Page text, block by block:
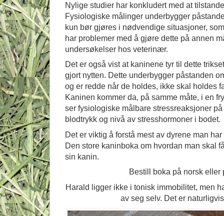
Nylige studier har konkludert med at
Fysiologiske målinger underbygger
kun bør gjøres i nødvendige situasjoner,
har problemer med å gjøre dette på annen
undersøkelser hos veterinær.
Det er også vist at kaninene tyr til dette
gjort nytten. Dette underbygger påstanden
og er redde når de holdes, ikke skal holdes
Kaninen kommer da, på samme måte, i en
ser fysiologiske målbare stressreaksjoner
blodtrykk og nivå av stresshormoner i bodet.
Det er viktig å forstå mest av dyrene man
Den store kaninboka om hvordan man skal
sin kanin.
Bestill boka på norsk eller
Harald ligger ikke i tonisk immobilitet, men
av seg selv. Det er